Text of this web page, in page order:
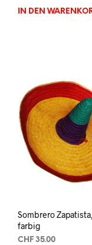
IN DEN
Sombrero Zapatista,
farbig
CHF 35.00